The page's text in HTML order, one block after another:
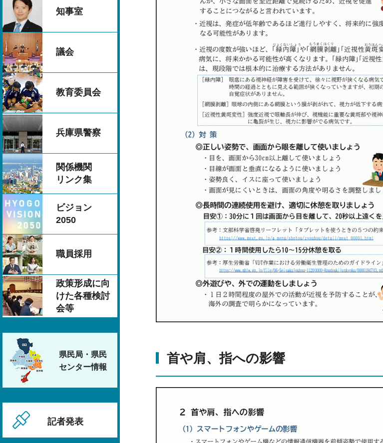
知事室
議会
教育委員会
兵庫県警察
関係機関
リンク集
ビジョン
2050
職員採用
政策形成に向
けた各種検討
会等
県民局・県民
センター情報
記者発表
首や肩、指への影響